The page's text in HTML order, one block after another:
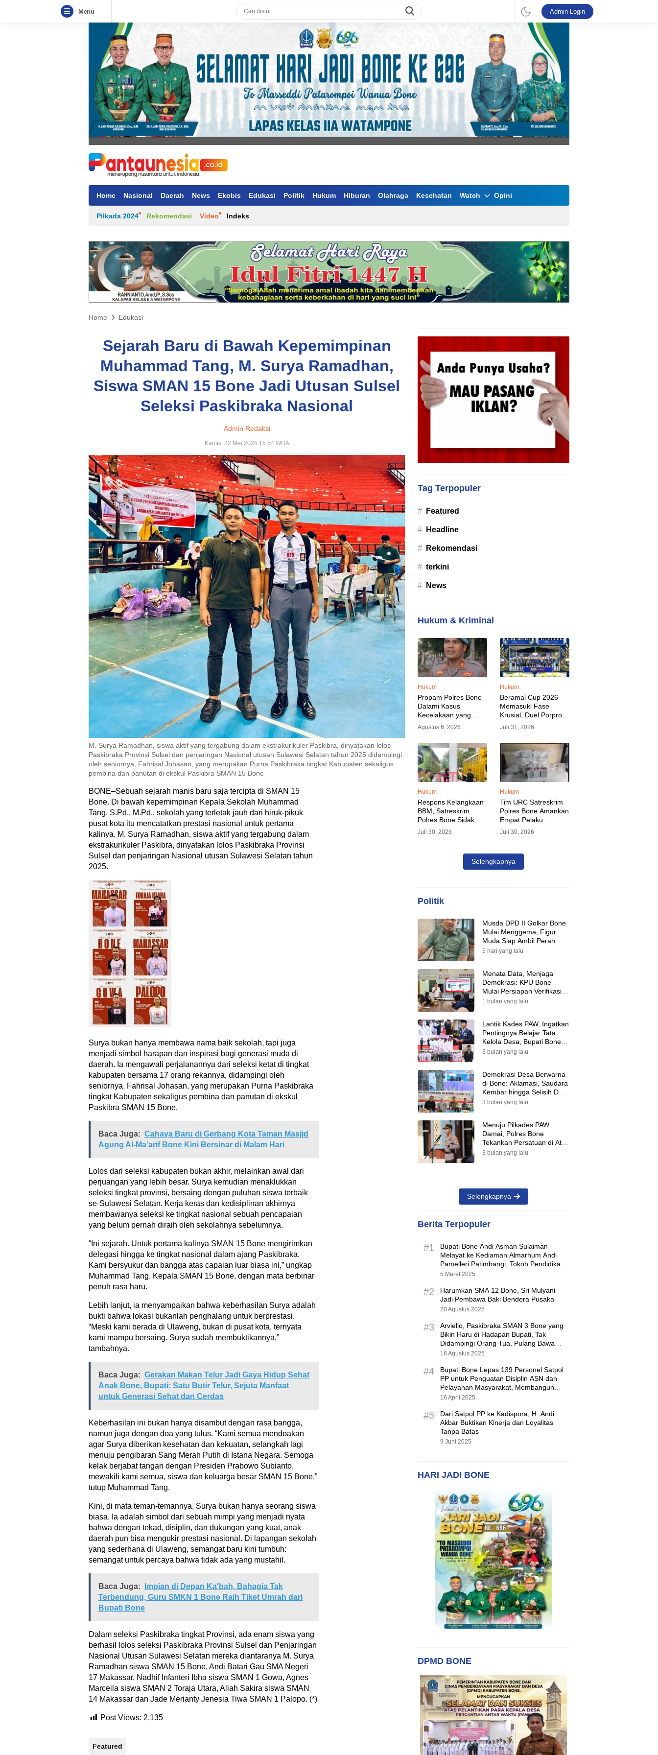
Menu Admin Login
Home Nasional Daerah News Ekobis Edukasi Politik Hukum Hiburan Olahraga Kesehatan Watch Opini
Pilkada 2024 Rekomendasi Video Indeks
Home Edukasi
Sejarah Baru di Bawah Kepemimpinan
Muhammad Tang, M. Surya Ramadhan,
Siswa SMAN 15 Bone Jadi Utusan Sulsel
Seleksi Paskibraka Nasional
Admin Redaksi
Kamis, 22 Mei 2025 15:54 WITA
M. Surya Ramadhan, siswa aktif yang tergabung dalam ekstrakurikuler Paskibra, dinyatakan lolos
Paskibraka Provinsi Sulsel dan penjaringan Nasional utusan Sulawesi Selatan tahun 2025 didampingi
oleh seniornya, Fahrisal Johasan, yang merupakan Purna Paskibraka tingkat Kabupaten sekaligus
pembina dan panutan di ekskul Paskibra SMAN 15 Bone
BONE–Sebuah sejarah manis baru saja tercipta di SMAN 15
Bone. Di bawah kepemimpinan Kepala Sekolah Muhammad
Tang, S.Pd., M.Pd., sekolah yang terletak jauh dari hiruk-pikuk
pusat kota itu mencatatkan prestasi nasional untuk pertama
kalinya. M. Surya Ramadhan, siswa aktif yang tergabung dalam
ekstrakurikuler Paskibra, dinyatakan lolos Paskibraka Provinsi
Sulsel dan penjaringan Nasional utusan Sulawesi Selatan tahun
2025.
Surya bukan hanya membawa nama baik sekolah, tapi juga
menjadi simbol harapan dan inspirasi bagi generasi muda di
daerah. Ia mengawali perjalanannya dari seleksi ketat di tingkat
kabupaten bersama 17 orang rekannya, didampingi oleh
seniornya, Fahrisal Johasan, yang merupakan Purna Paskibraka
tingkat Kabupaten sekaligus pembina dan panutan di ekskul
Paskibra SMAN 15 Bone.
Baca Juga: Cahaya Baru di Gerbang Kota Taman Masjid
Agung Al-Ma’arif Bone Kini Bersinar di Malam Hari
Lolos dari seleksi kabupaten bukan akhir, melainkan awal dari
perjuangan yang lebih besar. Surya kemudian menaklukkan
seleksi tingkat provinsi, bersaing dengan puluhan siswa terbaik
se-Sulawesi Selatan. Kerja keras dan kedisiplinan akhirnya
membawanya seleksi ke tingkat nasional sebuah pencapaian
yang belum pernah diraih oleh sekolahnya sebelumnya.
“Ini sejarah. Untuk pertama kalinya SMAN 15 Bone mengirimkan
delegasi hingga ke tingkat nasional dalam ajang Paskibraka.
Kami bersyukur dan bangga atas capaian luar biasa ini,” ungkap
Muhammad Tang, Kepala SMAN 15 Bone, dengan mata berbinar
penuh rasa haru.
Lebih lanjut, ia menyampaikan bahwa keberhasilan Surya adalah
bukti bahwa lokasi bukanlah penghalang untuk berprestasi.
“Meski kami berada di Ulaweng, bukan di pusat kota, ternyata
kami mampu bersaing. Surya sudah membuktikannya,”
tambahnya.
Baca Juga: Gerakan Makan Telur Jadi Gaya Hidup Sehat
Anak Bone, Bupati: Satu Butir Telur, Sejuta Manfaat
untuk Generasi Sehat dan Cerdas
Keberhasilan ini bukan hanya disambut dengan rasa bangga,
namun juga dengan doa yang tulus. “Kami semua mendoakan
agar Surya diberikan kesehatan dan kekuatan, selangkah lagi
menuju pengibaran Sang Merah Putih di Istana Negara. Semoga
kelak berjabat tangan dengan Presiden Prabowo Subianto,
mewakili kami semua, siswa dan keluarga besar SMAN 15 Bone,”
tutup Muhammad Tang.
Kini, di mata teman-temannya, Surya bukan hanya seorang siswa
biasa. Ia adalah simbol dari sebuah mimpi yang menjadi nyata
bahwa dengan tekad, disiplin, dan dukungan yang kuat, anak
daerah pun bisa mengukir prestasi nasional. Di lapangan sekolah
yang sederhana di Ulaweng, semangat baru kini tumbuh:
semangat untuk percaya bahwa tidak ada yang mustahil.
Baca Juga:
Impian di Depan Ka'bah, Bahagia Tak
Terbendung, Guru SMKN 1 Bone Raih Tiket Umrah dari
Bupati Bone
Dalam seleksi Paskibraka tingkat Provinsi, ada enam siswa yang
berhasil lolos seleksi Paskibraka Provinsi Sulsel dan Penjaringan
Nasional Utusan Sulawesi Selatan mereka diantaranya M. Surya
Ramadhan siswa SMAN 15 Bone, Andi Batari Gau SMA Negeri
17 Makassar, Nadhif Infanteri Ibha siswa SMAN 1 Gowa, Agnes
Marceila siswa SMAN 2 Toraja Utara, Aliah Sakira siswa SMAN
14 Makassar dan Jade Merianty Jenesia Tiwa SMAN 1 Palopo. (*)
Post Views: 2,135
Featured
Tag Terpopuler
# Featured
# Headline
# Rekomendasi
# terkini
# News
Hukum & Kriminal
Hukum
Propam Polres Bone
Dalami Kasus
Kecelakaan yang
Libatkan Oknum
Polisi, Pelaku Sudah
Diamankan
Agustus 6, 2026
Hukum
Beramal Cup 2026
Memasuki Fase
Krusial, Duel Porprov
Bone vs Trikora Wajo
Jadi Sorotan Malam
Ini
Juli 31, 2026
Hukum
Respons Kelangkaan
BBM, Satreskrim
Polres Bone Sidak
SPBU dan Pangkalan
LPG, AKP Alvin Aji
SPBU Agar Distribusi
BBM Tepat Sasaran
Juli 30, 2026
Hukum
Tim URC Satreskrim
Polres Bone Amankan
Empat Pelaku
Pencurian Aset PLN,
Kerugian Ditaksir
Juli 30, 2026
Selengkapnya
Politik
Musda DPD II Golkar Bone
Mulai Menggema, Figur
Muda Siap Ambil Peran
5 hari yang lalu
Menata Data, Menjaga
Demokrasi: KPU Bone
Mulai Persiapan Verifikasi
Partai Politik Menuju Pemilu
1 bulan yang lalu
Lantik Kades PAW, Ingatkan
Pentingnya Belajar Tata
Kelola Desa, Bupati Bone:
Tak Ada Lagi Kubu,
3 bulan yang lalu
Demokrasi Desa Berwarna
di Bone: Aklamasi, Saudara
Kembar hingga Selisih Dua
Suara Warnai Pilkades PAW
3 bulan yang lalu
Menuju Pilkades PAW
Damai, Polres Bone
Tekankan Persatuan di Atas
Perbedaan Pilihan
3 bulan yang lalu
Selengkapnya
Berita Terpopuler
#1
Bupati Bone Andi Asman Sulaiman
Melayat ke Kediaman Almarhum Andi
Pamelleri Patimbangi, Tokoh Pendidikan
Kabupaten Bone
5 Maret 2025
#2
Harumkan SMA 12 Bone, Sri Mulyani
Jadi Pembawa Baki Bendera Pusaka
20 Agustus 2025
#3
Arviello, Paskibraka SMAN 3 Bone yang
Bikin Haru di Hadapan Bupati, Tak
Didampingi Orang Tua, Pulang Bawa
Hadiah Motor
16 Agustus 2025
#4
Bupati Bone Lepas 139 Personel Satpol
PP untuk Penguatan Disiplin ASN dan
Pelayanan Masyarakat, Membangun
Pemerintahan yang Tertib dan Melayani
16 April 2025
#5
Dari Satpol PP ke Kadispora, H. Andi
Akbar Buktikan Kinerja dan Loyalitas
Tanpa Batas
9 Juni 2025
HARI JADI BONE
DPMD BONE